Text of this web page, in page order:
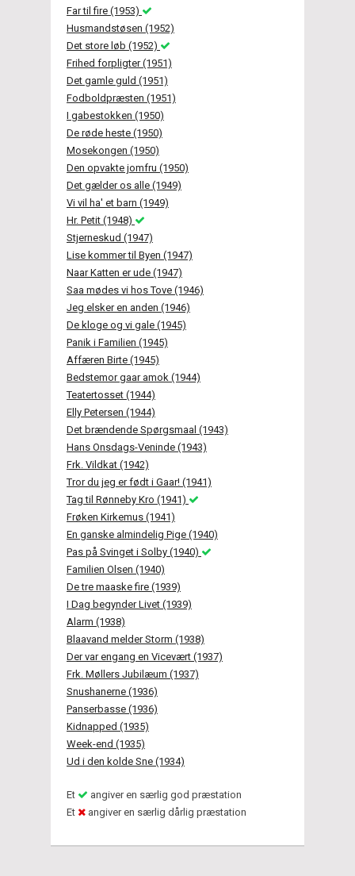
Far til fire (1953)
Husmandstøsen (1952)
Det store løb (1952)
Frihed forpligter (1951)
Det gamle guld (1951)
Fodboldpræsten (1951)
I gabestokken (1950)
De røde heste (1950)
Mosekongen (1950)
Den opvakte jomfru (1950)
Det gælder os alle (1949)
Vi vil ha' et barn (1949)
Hr. Petit (1948)
Stjerneskud (1947)
Lise kommer til Byen (1947)
Naar Katten er ude (1947)
Saa mødes vi hos Tove (1946)
Jeg elsker en anden (1946)
De kloge og vi gale (1945)
Panik i Familien (1945)
Affæren Birte (1945)
Bedstemor gaar amok (1944)
Teatertosset (1944)
Elly Petersen (1944)
Det brændende Spørgsmaal (1943)
Hans Onsdags-Veninde (1943)
Frk. Vildkat (1942)
Tror du jeg er født i Gaar! (1941)
Tag til Rønneby Kro (1941)
Frøken Kirkemus (1941)
En ganske almindelig Pige (1940)
Pas på Svinget i Solby (1940)
Familien Olsen (1940)
De tre maaske fire (1939)
I Dag begynder Livet (1939)
Alarm (1938)
Blaavand melder Storm (1938)
Der var engang en Vicevært (1937)
Frk. Møllers Jubilæum (1937)
Snushanerne (1936)
Panserbasse (1936)
Kidnapped (1935)
Week-end (1935)
Ud i den kolde Sne (1934)
Et
angiver en særlig god præstation
Et
angiver en særlig dårlig præstation